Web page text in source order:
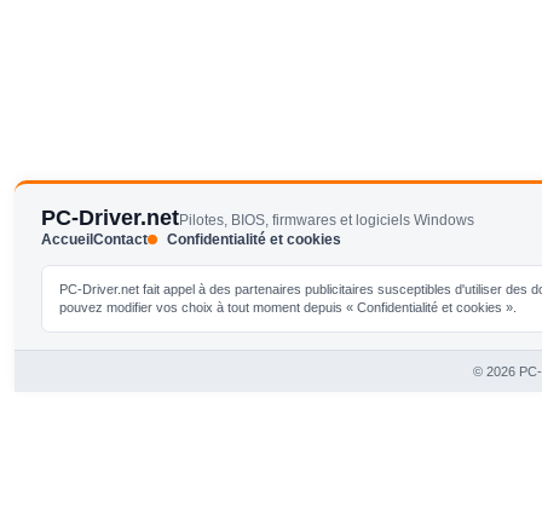
PC-Driver.netPilotes, BIOS, firmwares et logiciels Windows
AccueilContact Confidentialité et cookies
PC-Driver.net fait appel à des partenaires publicitaires susceptibles d'utiliser
pouvez modifier vos choix à tout moment depuis « Confidentialité et cookies ».
© 2026